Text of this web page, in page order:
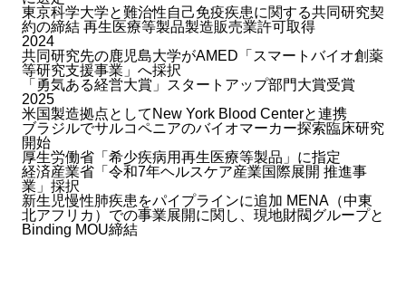
東京科学大学と難治性自己免疫疾患に関する共同研究契
約の締結 再生医療等製品製造販売業許可取得
2024
共同研究先の鹿児島大学がAMED「スマートバイオ創薬
等研究支援事業」へ採択
「勇気ある経営大賞」スタートアップ部門大賞受賞
2025
米国製造拠点としてNew York Blood Centerと連携
ブラジルでサルコペニアのバイオマーカー探索臨床研究
開始
厚生労働省「希少疾病用再生医療等製品」に指定
経済産業省「令和7年ヘルスケア産業国際展開 推進事
業」採択
新生児慢性肺疾患をパイプラインに追加 MENA（中東
北アフリカ）での事業展開に関し、現地財閥グループと
Binding MOU締結